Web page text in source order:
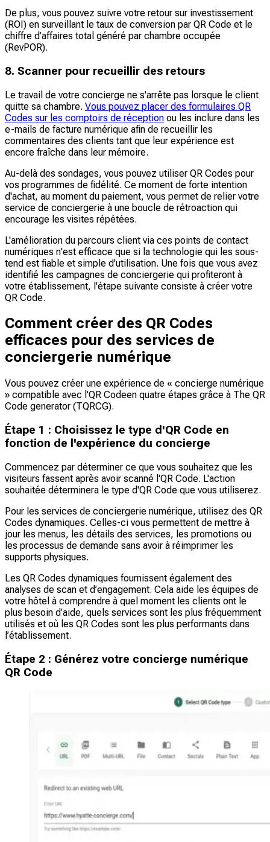
De plus, vous pouvez suivre votre retour sur investissement
(ROI) en surveillant le taux de conversion par QR Code et le
chiffre d’affaires total généré par chambre occupée
(RevPOR).
8. Scanner pour recueillir des retours
Le travail de votre concierge ne s'arrête pas lorsque le client
quitte sa chambre. Vous pouvez placer des formulaires QR
Codes sur les comptoirs de réception ou les inclure dans les
e-mails de facture numérique afin de recueillir les
commentaires des clients tant que leur expérience est
encore fraîche dans leur mémoire.
Au-delà des sondages, vous pouvez utiliser QR Codes pour
vos programmes de fidélité. Ce moment de forte intention
d'achat, au moment du paiement, vous permet de relier votre
service de conciergerie à une boucle de rétroaction qui
encourage les visites répétées.
L'amélioration du parcours client via ces points de contact
numériques n'est efficace que si la technologie qui les sous-
tend est fiable et simple d'utilisation. Une fois que vous avez
identifié les campagnes de conciergerie qui profiteront à
votre établissement, l'étape suivante consiste à créer votre
QR Code.
Comment créer des QR Codes
efficaces pour des services de
conciergerie numérique
Vous pouvez créer une expérience de « concierge numérique
» compatible avec l'QR Codeen quatre étapes grâce à The QR
Code generator (TQRCG).
Étape 1 : Choisissez le type d'QR Code en
fonction de l'expérience du concierge
Commencez par déterminer ce que vous souhaitez que les
visiteurs fassent après avoir scanné l'QR Code. L'action
souhaitée déterminera le type d'QR Code que vous utiliserez.
Pour les services de conciergerie numérique, utilisez des QR
Codes dynamiques. Celles-ci vous permettent de mettre à
jour les menus, les détails des services, les promotions ou
les processus de demande sans avoir à réimprimer les
supports physiques.
Les QR Codes dynamiques fournissent également des
analyses de scan et d’engagement. Cela aide les équipes de
votre hôtel à comprendre à quel moment les clients ont le
plus besoin d’aide, quels services sont les plus fréquemment
utilisés et où les QR Codes sont les plus performants dans
l’établissement.
Étape 2 : Générez votre concierge numérique
QR Code